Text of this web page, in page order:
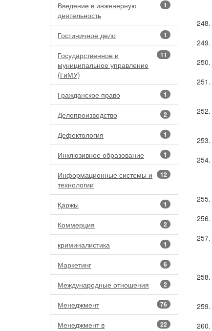
1
Введение в инженерную
деятельность
1
Гостиничное дело
11
Государственное и
муниципальное управление
(ГиМУ)
1
Гражданское право
2
Делопроизводство
1
Дефектология
1
Инклюзивное образование
12
Информационные системы и
технологии
1
Қаржы
2
Коммерция
1
криминалистика
6
Маркетинг
2
Международные отношения
76
Менеджмент
22
Менеджмент в